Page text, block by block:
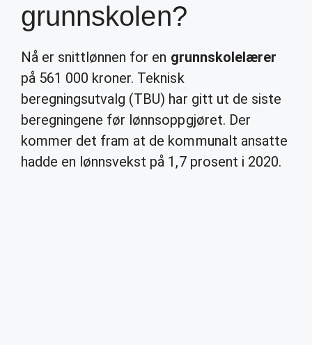
grunnskolen?
Nå er snittlønnen for en grunnskolelærer
på 561 000 kroner. Teknisk
beregningsutvalg (TBU) har gitt ut de siste
beregningene før lønnsoppgjøret. Der
kommer det fram at de kommunalt ansatte
hadde en lønnsvekst på 1,7 prosent i 2020.